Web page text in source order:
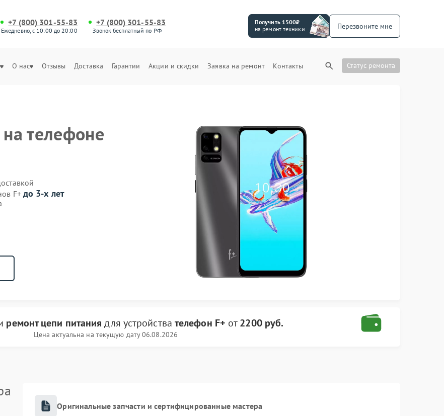
+7 (800) 301-55-83
Ежедневно, с 10:00 до 20:00
+7 (800) 301-55-83
Звонок бесплатный по РФ
Получить 1500₽
на ремонт техники
Перезвоните мне
О нас Отзывы Доставка Гарантии Акции и скидки Заявка на ремонт Контакты Статус ремонта
телефоне
F+ до 3-х лет
ремонт цепи питания для устройства телефон F+ от2200 руб.
Цена актуальна на текущую дату 06.08.2026
Оригинальные запчасти и сертифицированные мастера